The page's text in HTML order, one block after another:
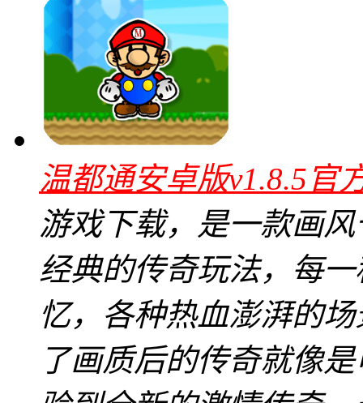
温都通安卓版v1.8.5官
游戏下载，是一款画
经典的传奇玩法，每
忆，各种热血澎湃的
了画质后的传奇就像